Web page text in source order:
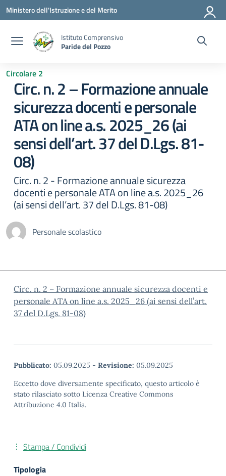
Vai ai contenuti
Vai al menu di navigazione
Vai al footer
Ministero dell'Istruzione e del Merito
Istituto Comprensivo
Paride del Pozzo
Circolare 2
Circ. n. 2 – Formazione annuale
sicurezza docenti e personale
ATA on line a.s. 2025_26 (ai
sensi dell’art. 37 del D.Lgs. 81-
08)
Circ. n. 2 - Formazione annuale sicurezza
docenti e personale ATA on line a.s. 2025_26
(ai sensi dell’art. 37 del D.Lgs. 81-08)
Personale scolastico
Circ. n. 2 – Formazione annuale sicurezza docenti e
personale ATA on line a.s. 2025_26 (ai sensi dell’art.
37 del D.Lgs. 81-08)
Pubblicato: 05.09.2025 - Revisione: 05.09.2025
Eccetto dove diversamente specificato, questo articolo è
stato rilasciato sotto Licenza Creative Commons
Attribuzione 4.0 Italia.
Stampa / Condividi
Tipologia